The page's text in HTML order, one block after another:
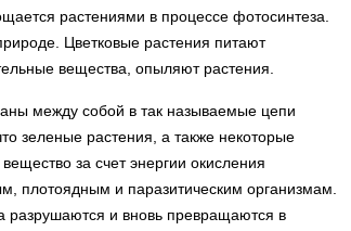
растениями в процессе фотосинтеза.
Цветковые растения питают
вещества, опыляют растения.
между собой в так называемые цепи
зеленые растения, а также некоторые
за счет энергии окисления
плотоядным и паразитическим организмам.
разрушаются и вновь превращаются в